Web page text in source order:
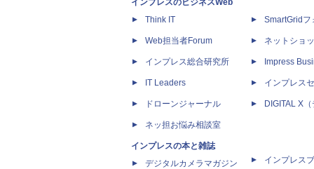
インプレスのビジネスWeb
Think IT
Web担当者Forum
インプレス総合研究所
IT Leaders
ドローンジャーナル
ネッ担お悩み相談室
インプレスの本と雑誌
デジタルカメラマガジン
SmartGridフ
ネットショ
Impress
インプレス
DIGITAL X（
インプレス